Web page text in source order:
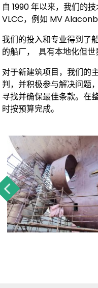
自 1990年以来，我们的
VLCC，例如 MV
我们的投入和专业得到了
的船厂，
具有本地化但
对于新建筑项目，我们的
判，并积极参与解决问题
寻找并确保最佳条款。在
时按预算完成。